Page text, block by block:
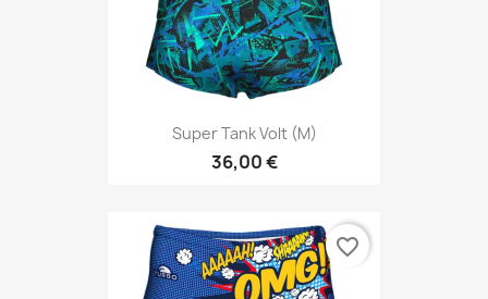
Super Tank Volt (M)
36,00 €
favorite_border